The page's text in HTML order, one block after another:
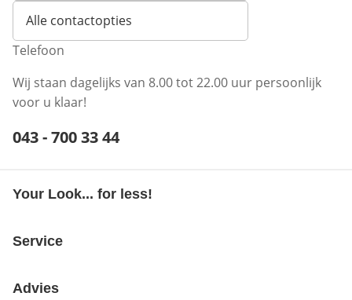
Alle contactopties
Telefoon
Wij staan dagelijks van 8.00 tot 22.00 uur persoonlijk
voor u klaar!
Telefoonnummer:
043 - 700 33 44
Your Look... for less!
Service
Advies